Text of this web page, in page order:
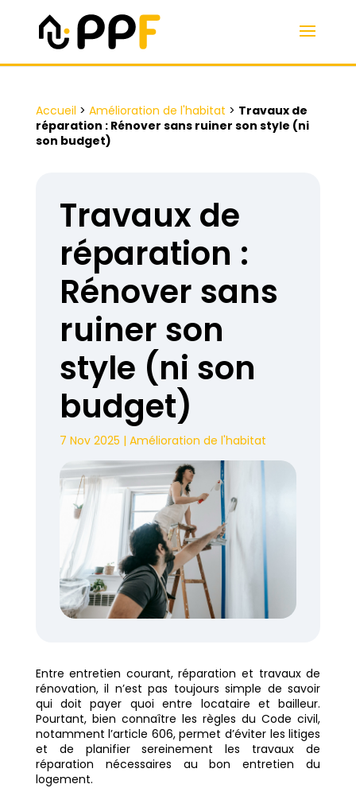
Accueil > Amélioration de l'habitat > Travaux de
réparation : Rénover sans ruiner son style (ni
son budget)
Travaux de
réparation :
Rénover sans
ruiner son
style (ni son
budget)
7 Nov 2025 | Amélioration de l'habitat
Entre entretien courant, réparation et travaux de
rénovation, il n’est pas toujours simple de savoir
qui doit payer quoi entre locataire et bailleur.
Pourtant, bien connaître les règles du Code civil,
notamment l’article 606, permet d’éviter les litiges
et de planifier sereinement les travaux de
réparation nécessaires au bon entretien du
logement.